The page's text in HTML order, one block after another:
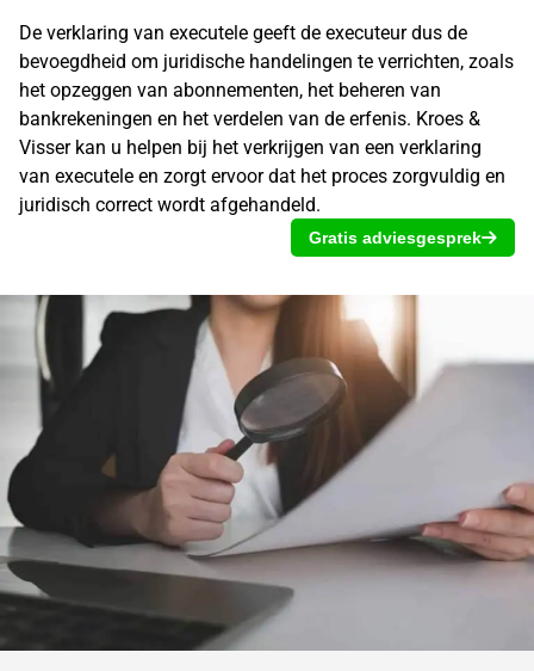
De verklaring van executele geeft de executeur dus de
bevoegdheid om juridische handelingen te verrichten, zoals
het opzeggen van abonnementen, het beheren van
bankrekeningen en het verdelen van de erfenis. Kroes &
Visser kan u helpen bij het verkrijgen van een verklaring
van executele en zorgt ervoor dat het proces zorgvuldig en
juridisch correct wordt afgehandeld.
Gratis adviesgesprek